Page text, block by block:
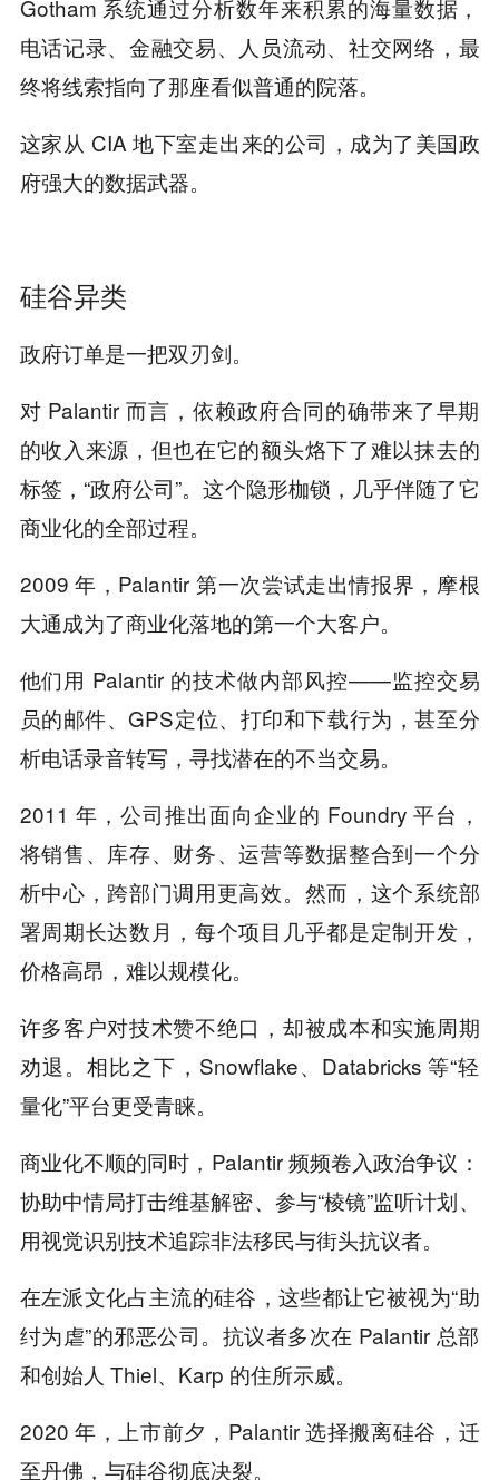
Gotham 系统通过分析数年来积累的海量数据，
电话记录、金融交易、人员流动、社交网络，最
终将线索指向了那座看似普通的院落。
这家从 CIA 地下室走出来的公司，成为了美国政
府强大的数据武器。
硅谷异类
政府订单是一把双刃剑。
对 Palantir 而言，依赖政府合同的确带来了早期
的收入来源，但也在它的额头烙下了难以抹去的
标签，“政府公司”。这个隐形枷锁，几乎伴随了它
商业化的全部过程。
2009 年，Palantir 第一次尝试走出情报界，摩根
大通成为了商业化落地的第一个大客户。
他们用 Palantir 的技术做内部风控——监控交易
员的邮件、GPS定位、打印和下载行为，甚至分
析电话录音转写，寻找潜在的不当交易。
2011 年，公司推出面向企业的 Foundry 平台，
将销售、库存、财务、运营等数据整合到一个分
析中心，跨部门调用更高效。然而，这个系统部
署周期长达数月，每个项目几乎都是定制开发，
价格高昂，难以规模化。
许多客户对技术赞不绝口，却被成本和实施周期
劝退。相比之下，Snowflake、Databricks 等“轻
量化”平台更受青睐。
商业化不顺的同时，Palantir 频频卷入政治争议：
协助中情局打击维基解密、参与“棱镜”监听计划、
用视觉识别技术追踪非法移民与街头抗议者。
在左派文化占主流的硅谷，这些都让它被视为“助
纣为虐”的邪恶公司。抗议者多次在 Palantir 总部
和创始人 Thiel、Karp 的住所示威。
2020 年，上市前夕，Palantir 选择搬离硅谷，迁
至丹佛，与硅谷彻底决裂。